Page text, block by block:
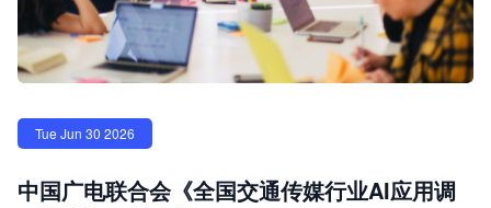
Tue Jun 30 2026
中国广电联合会《全国交通传媒行业AI应用调